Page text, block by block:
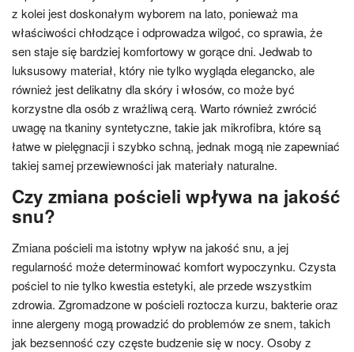
z kolei jest doskonałym wyborem na lato, ponieważ ma
właściwości chłodzące i odprowadza wilgoć, co sprawia, że
sen staje się bardziej komfortowy w gorące dni. Jedwab to
luksusowy materiał, który nie tylko wygląda elegancko, ale
również jest delikatny dla skóry i włosów, co może być
korzystne dla osób z wrażliwą cerą. Warto również zwrócić
uwagę na tkaniny syntetyczne, takie jak mikrofibra, które są
łatwe w pielęgnacji i szybko schną, jednak mogą nie zapewniać
takiej samej przewiewności jak materiały naturalne.
Czy zmiana pościeli wpływa na jakość
snu?
Zmiana pościeli ma istotny wpływ na jakość snu, a jej
regularność może determinować komfort wypoczynku. Czysta
pościel to nie tylko kwestia estetyki, ale przede wszystkim
zdrowia. Zgromadzone w pościeli roztocza kurzu, bakterie oraz
inne alergeny mogą prowadzić do problemów ze snem, takich
jak bezsenność czy częste budzenie się w nocy. Osoby z